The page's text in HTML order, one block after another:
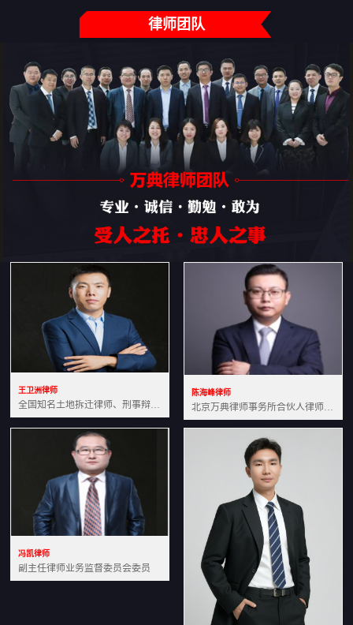
律师团队
王卫洲律师
全国知名土地拆迁律师、刑事辩护律师北京万典律师事务所主任中国法学会会员北京市行政法研究会理事
陈海峰律师
北京万典律师事务所合伙人律师土地房产专业资深律师
冯凯律师
副主任律师业务监督委员会委员